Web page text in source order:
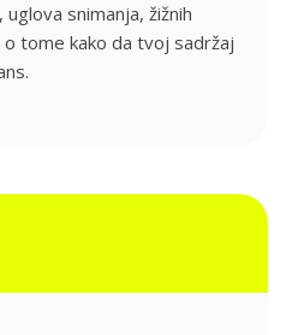
snimanja, žižnih
tome kako da tvoj sadržaj